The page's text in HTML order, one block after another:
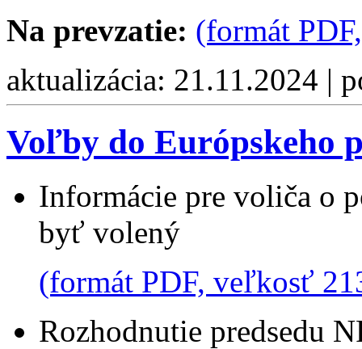
Na prevzatie: (formát
aktualizácia: 21.11.2024 |
Voľby do Európskeho
Informácie pre voliča o
byť volený
(formát PDF, veľkosť
Rozhodnutie predsedu